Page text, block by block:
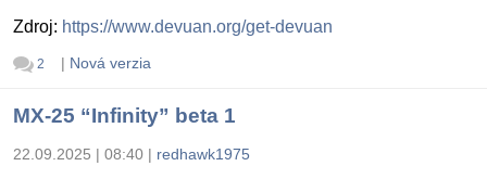
Zdroj: https://www.devuan.org/get-devuan
2 | Nová verzia
MX-25 “Infinity” beta 1
22.09.2025 | 08:40 | redhawk1975